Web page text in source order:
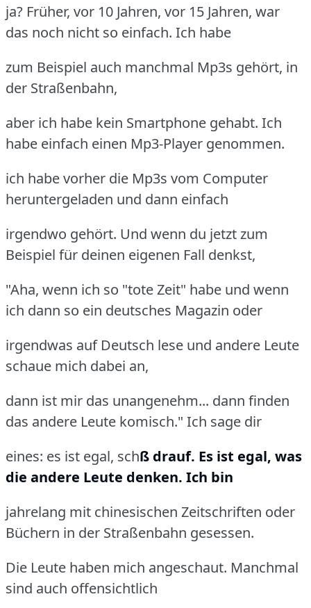
ja? Früher, vor 10 Jahren, vor 15 Jahren, war
das noch nicht so einfach. Ich habe
zum Beispiel auch manchmal Mp3s gehört, in
der Straßenbahn,
aber ich habe kein Smartphone gehabt. Ich
habe einfach einen Mp3-Player genommen.
ich habe vorher die Mp3s vom Computer
heruntergeladen und dann einfach
irgendwo gehört. Und wenn du jetzt zum
Beispiel für deinen eigenen Fall denkst,
"Aha, wenn ich so "tote Zeit" habe und wenn
ich dann so ein deutsches Magazin oder
irgendwas auf Deutsch lese und andere Leute
schaue mich dabei an,
dann ist mir das unangenehm... dann finden
das andere Leute komisch." Ich sage dir
eines: es ist egal, schß drauf. Es ist egal, was
die andere Leute denken. Ich bin
jahrelang mit chinesischen Zeitschriften oder
Büchern in der Straßenbahn gesessen.
Die Leute haben mich angeschaut. Manchmal
sind auch offensichtlich